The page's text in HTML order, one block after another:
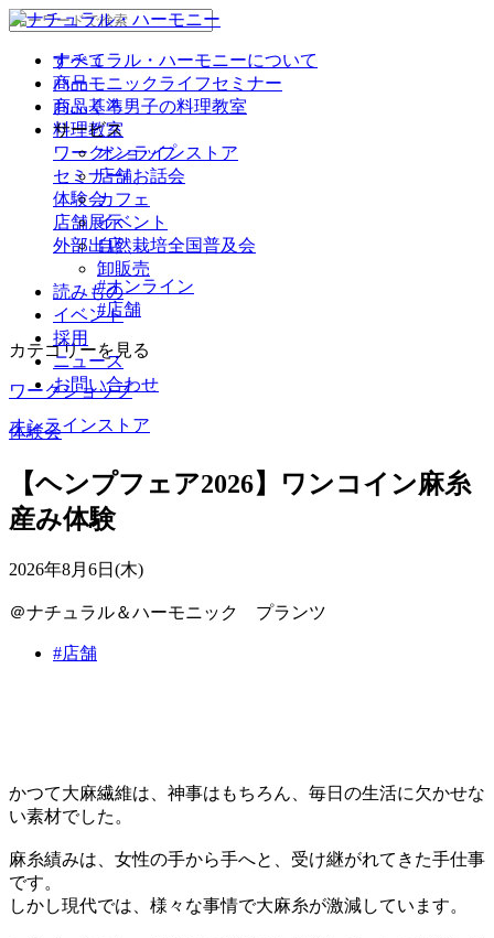
ナチュラル・ハーモニーについて
商品
商品基準
サービス
オンラインストア
店舗
カフェ
イベント
自然栽培全国普及会
卸販売
読みもの
イベント
採用
ニュース
お問い合わせ
オンラインストア
すべて
ハーモニックライフセミナー
おふくろ男子の料理教室
料理教室
ワークショップ
セミナー/ お話会
体験会
店舗展示
外部出店
#オンライン
#店舗
カテゴリーを見る
ワークショップ
体験会
【ヘンプフェア2026】ワンコイン麻糸
産み体験
2026年8月6日(木)
＠ナチュラル＆ハーモニック プランツ
#店舗
かつて大麻繊維は、神事はもちろん、毎日の生活に欠かせな
い素材でした。
麻糸績みは、女性の手から手へと、受け継がれてきた手仕事
です。
しかし現代では、様々な事情で大麻糸が激減しています。